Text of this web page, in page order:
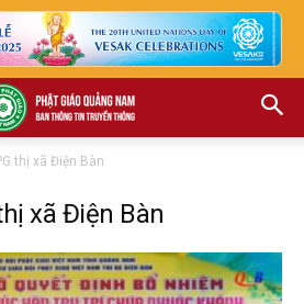
thị xã Điện Bàn
xã Điện Bàn